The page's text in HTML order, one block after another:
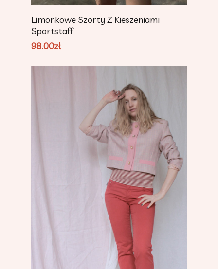
Add To Cart
Limonkowe Szorty Z Kieszeniami
Sportstaff
98.00zł